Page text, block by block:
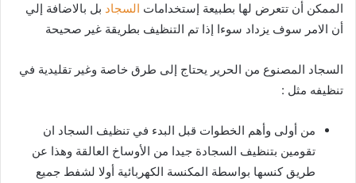
الممكن أن تتعرض لها بطبيعة إستخدامات السجاد بل بالاضافة إلي
أن الامر سوف يزداد سوءا إذا تم التنظيف بطريقة غير صحيحة
السجاد المصنوع من الحرير يحتاج إلى طرق خاصة وغير تقليدية في
تنظيفه مثل :
من أولى وأهم الخطوات قبل البدء في تنظيف السجاد ان
تقومين بتنظيف السجادة جيدا من الأوساخ العالقة وهذا عن
طريق كنسها بواسطة المكنسة الكهربائية أولا لشفط جميع